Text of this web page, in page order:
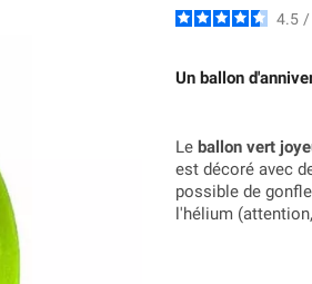
4.5 /
Un ballon
Le ballon vert
est décoré avec
possible de
l'hélium